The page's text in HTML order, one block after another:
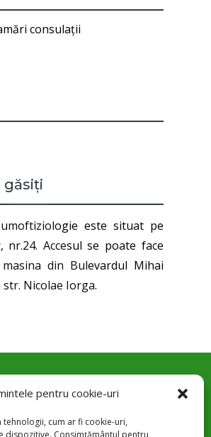
pentru cookie-uri
cum ar fi cookie-uri,
dispozitive. Consimțământul pentru
consulații
găsiți
este situat pe
nr.24. Accesul se poate face
din Bulevardul Mihai
str. Nicolae Iorga.